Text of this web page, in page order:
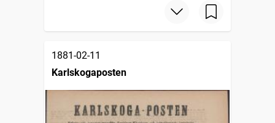
1881-02-11
Karlskogaposten